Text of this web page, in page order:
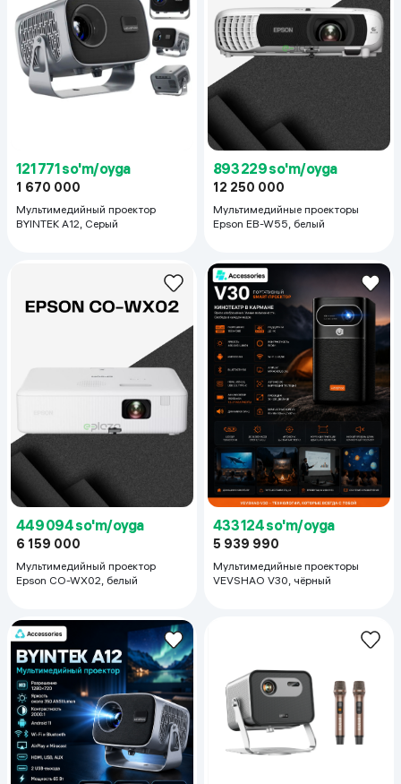
121 771 so'm/oyga
1 670 000
Мультимедийный проектор
BYINTEK A12, Серый
893 229 so'm/oyga
12 250 000
Мультимедийныe проекторы
Epson EB-W55, белый
449 094 so'm/oyga
6 159 000
Мультимедийный проектор
Epson CO-WX02, белый
433 124 so'm/oyga
5 939 990
Мультимедийныe проекторы
VEVSHAO V30, чёрный